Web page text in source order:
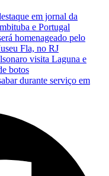
em jornal da
e Portugal
homenageado pelo
Fla, no RJ
visita Laguna e
botos
durante serviço em